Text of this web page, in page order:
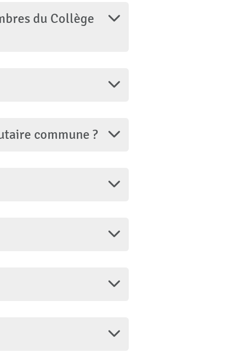
du Collège
commune ?